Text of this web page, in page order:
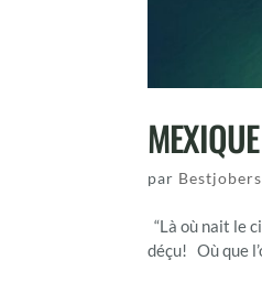
par
“Là où nait le
déçu! Où que